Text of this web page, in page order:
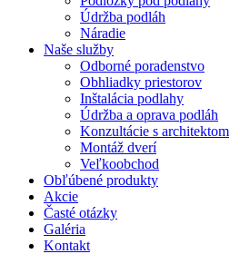
Údržba podláh
Náradie
Naše služby
Odborné poradenstvo
Obhliadky priestorov
Inštalácia podlahy
Údržba a oprava podláh
Konzultácie s architektom
Montáž dverí
Veľkoobchod
Obľúbené produkty
Akcie
Časté otázky
Galéria
Kontakt